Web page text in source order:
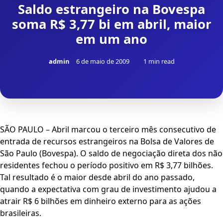
Saldo estrangeiro na Bovespa
soma R$ 3,77 bi em abril, maior
em um ano
admin 6 de maio de 2009 1 min read
SÃO PAULO – Abril marcou o terceiro mês consecutivo de
entrada de recursos estrangeiros na Bolsa de Valores de
São Paulo (Bovespa). O saldo de negociação direta dos não
residentes fechou o período positivo em R$ 3,77 bilhões.
Tal resultado é o maior desde abril do ano passado,
quando a expectativa com grau de investimento ajudou a
atrair R$ 6 bilhões em dinheiro externo para as ações
brasileiras.